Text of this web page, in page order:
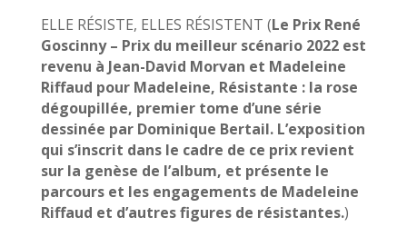
ELLE RÉSISTE, ELLES RÉSISTENT (Le Prix René
Goscinny – Prix du meilleur scénario 2022 est
revenu à Jean-David Morvan et Madeleine
Riffaud pour Madeleine, Résistante : la rose
dégoupillée, premier tome d’une série
dessinée par Dominique Bertail. L’exposition
qui s’inscrit dans le cadre de ce prix revient
sur la genèse de l’album, et présente le
parcours et les engagements de Madeleine
Riffaud et d’autres figures de résistantes.)